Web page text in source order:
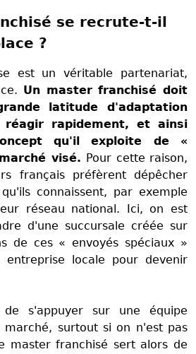
se recrute-t-il
?
est un véritable partenariat,
Un master franchisé doit
latitude d'adaptation
rapidement, et ainsi
qu'il exploite de «
visé. Pour cette raison,
français préfèrent dépêcher
connaissent, par exemple
réseau national. Ici, on est
d'une succursale créée sur
de ces « envoyés spéciaux »
locale pour devenir
s'appuyer sur une équipe
marché, surtout si on n'est pas
master franchisé sert alors de